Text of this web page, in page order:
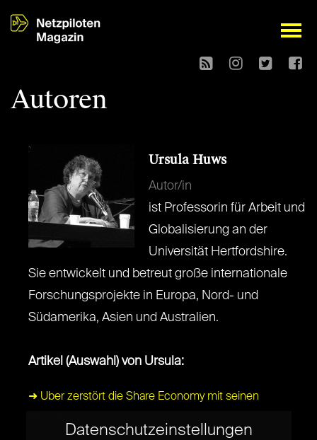
open
Autoren
Ursula Huws
Autor/in
ist Professorin für Arbeit und
Globalisierung an der
Universität Hertfordshire.
Sie entwickelt und betreut große internationale
Forschungsprojekte in Europa, Nord- und
Südamerika, Asien und Australien.
Artikel (Auswahl) von Ursula:
➜ Uber zerstört die Share Economy mit seinen
Datenschutzeinstellungen